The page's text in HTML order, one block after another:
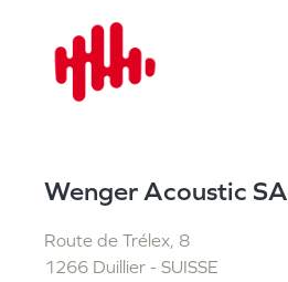
Wenger Acoustic SA
Route de Trélex, 8
1266 Duillier - SUISSE